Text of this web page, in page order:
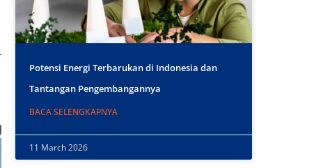
Potensi Energi Terbarukan di Indonesia dan
Tantangan Pengembangannya
BACA SELENGKAPNYA
11 March 2026